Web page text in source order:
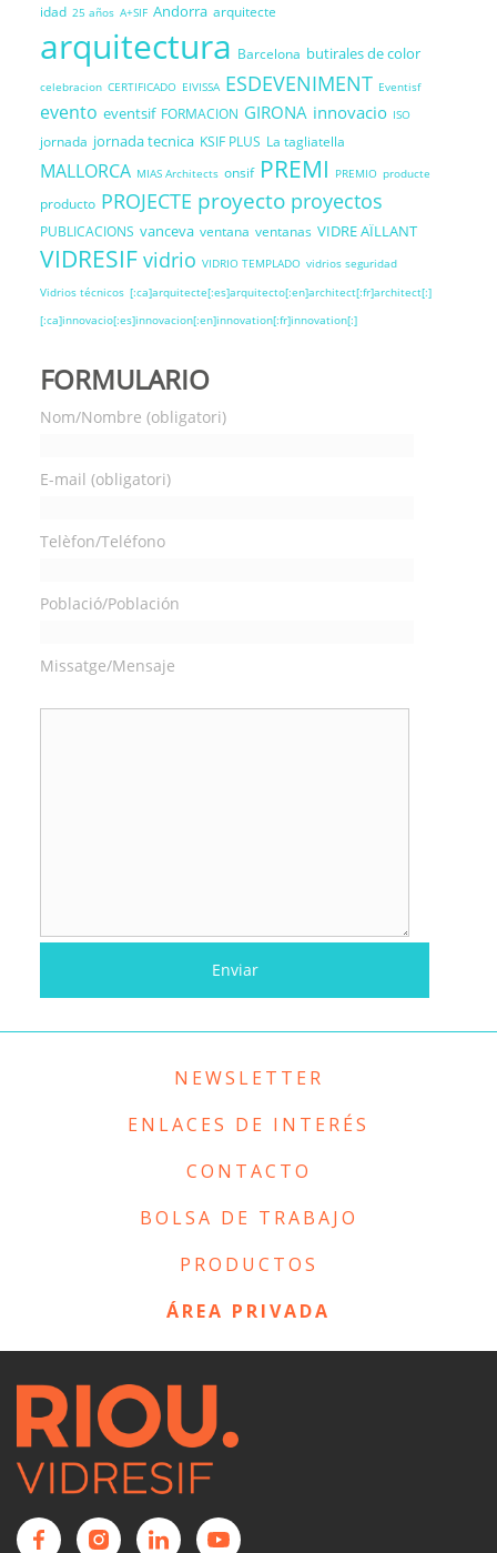
idad 25 años A+SIF Andorra arquitecte
arquitectura Barcelona butirales de color
celebracion CERTIFICADO EIVISSA ESDEVENIMENT Eventisf
evento eventsif FORMACION GIRONA innovacio ISO
jornada jornada tecnica KSIF PLUS La tagliatella
MALLORCA MIAS Architects onsif PREMI PREMIO producte
producto PROJECTE proyecto proyectos
PUBLICACIONS vanceva ventana ventanas VIDRE AÏLLANT
VIDRESIF vidrio VIDRIO TEMPLADO vidrios seguridad
Vidrios técnicos [:ca]arquitecte[:es]arquitecto[:en]architect[:fr]architect[:]
[:ca]innovacio[:es]innovacion[:en]innovation[:fr]innovation[:]
FORMULARIO
Nom/Nombre (obligatori)
E-mail (obligatori)
Telèfon/Teléfono
Població/Población
Missatge/Mensaje
NEWSLETTER
ENLACES DE INTERÉS
CONTACTO
BOLSA DE TRABAJO
PRODUCTOS
ÁREA PRIVADA